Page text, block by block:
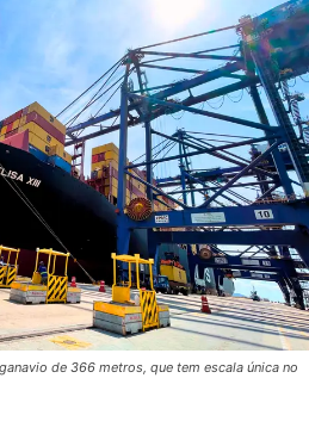
de 366 metros, que tem escala única no